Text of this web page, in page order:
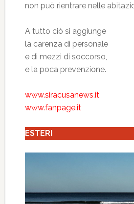
non può rientrare nelle
A tutto ciò si aggiunge
la carenza di personale
e di mezzi di soccorso,
e la poca prevenzione.
www.siracusanews.it
www.fanpage.it
ESTERI